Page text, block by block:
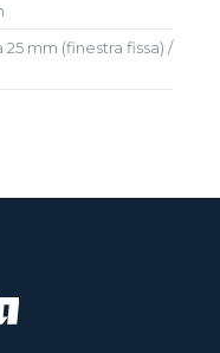
mm (finestra fissa) /